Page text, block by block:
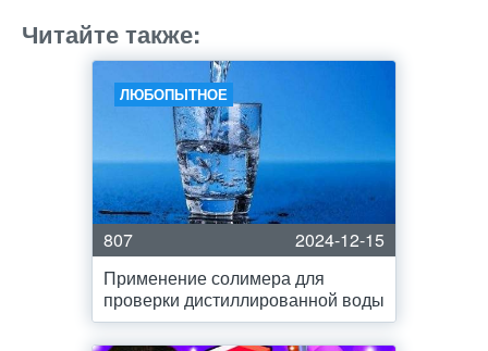
Читайте также:
ЛЮБОПЫТНОЕ
807
2024-12-15
Применение солимера для
проверки дистиллированной воды